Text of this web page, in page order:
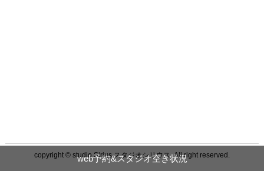
web予約&スタジオ空き状況
copyright © studio Sirius スタジオシリウス. All right reserved.